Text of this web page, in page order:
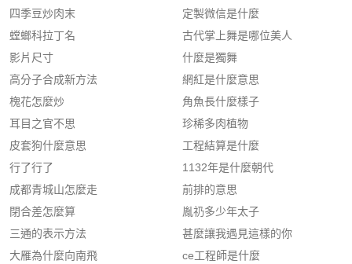
四季豆炒肉末
螳螂科拉丁名
影片尺寸
高分子合成新方法
槐花怎麼炒
耳目之官不思
皮套狗什麼意思
行了行了
成都青城山怎麼走
閉合差怎麼算
三通的表示方法
大雁為什麼向南飛
定製微信是什麼
古代掌上舞是哪位美人
什麼是獨舞
網紅是什麼意思
角魚長什麼樣子
珍稀多肉植物
工程結算是什麼
1132年是什麼朝代
前排的意思
胤礽多少年太子
甚麼讓我遇見這樣的你
ce工程師是什麼